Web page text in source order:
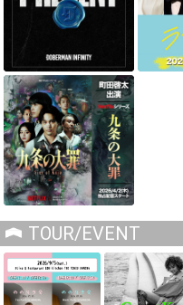
TOUR/EVENT